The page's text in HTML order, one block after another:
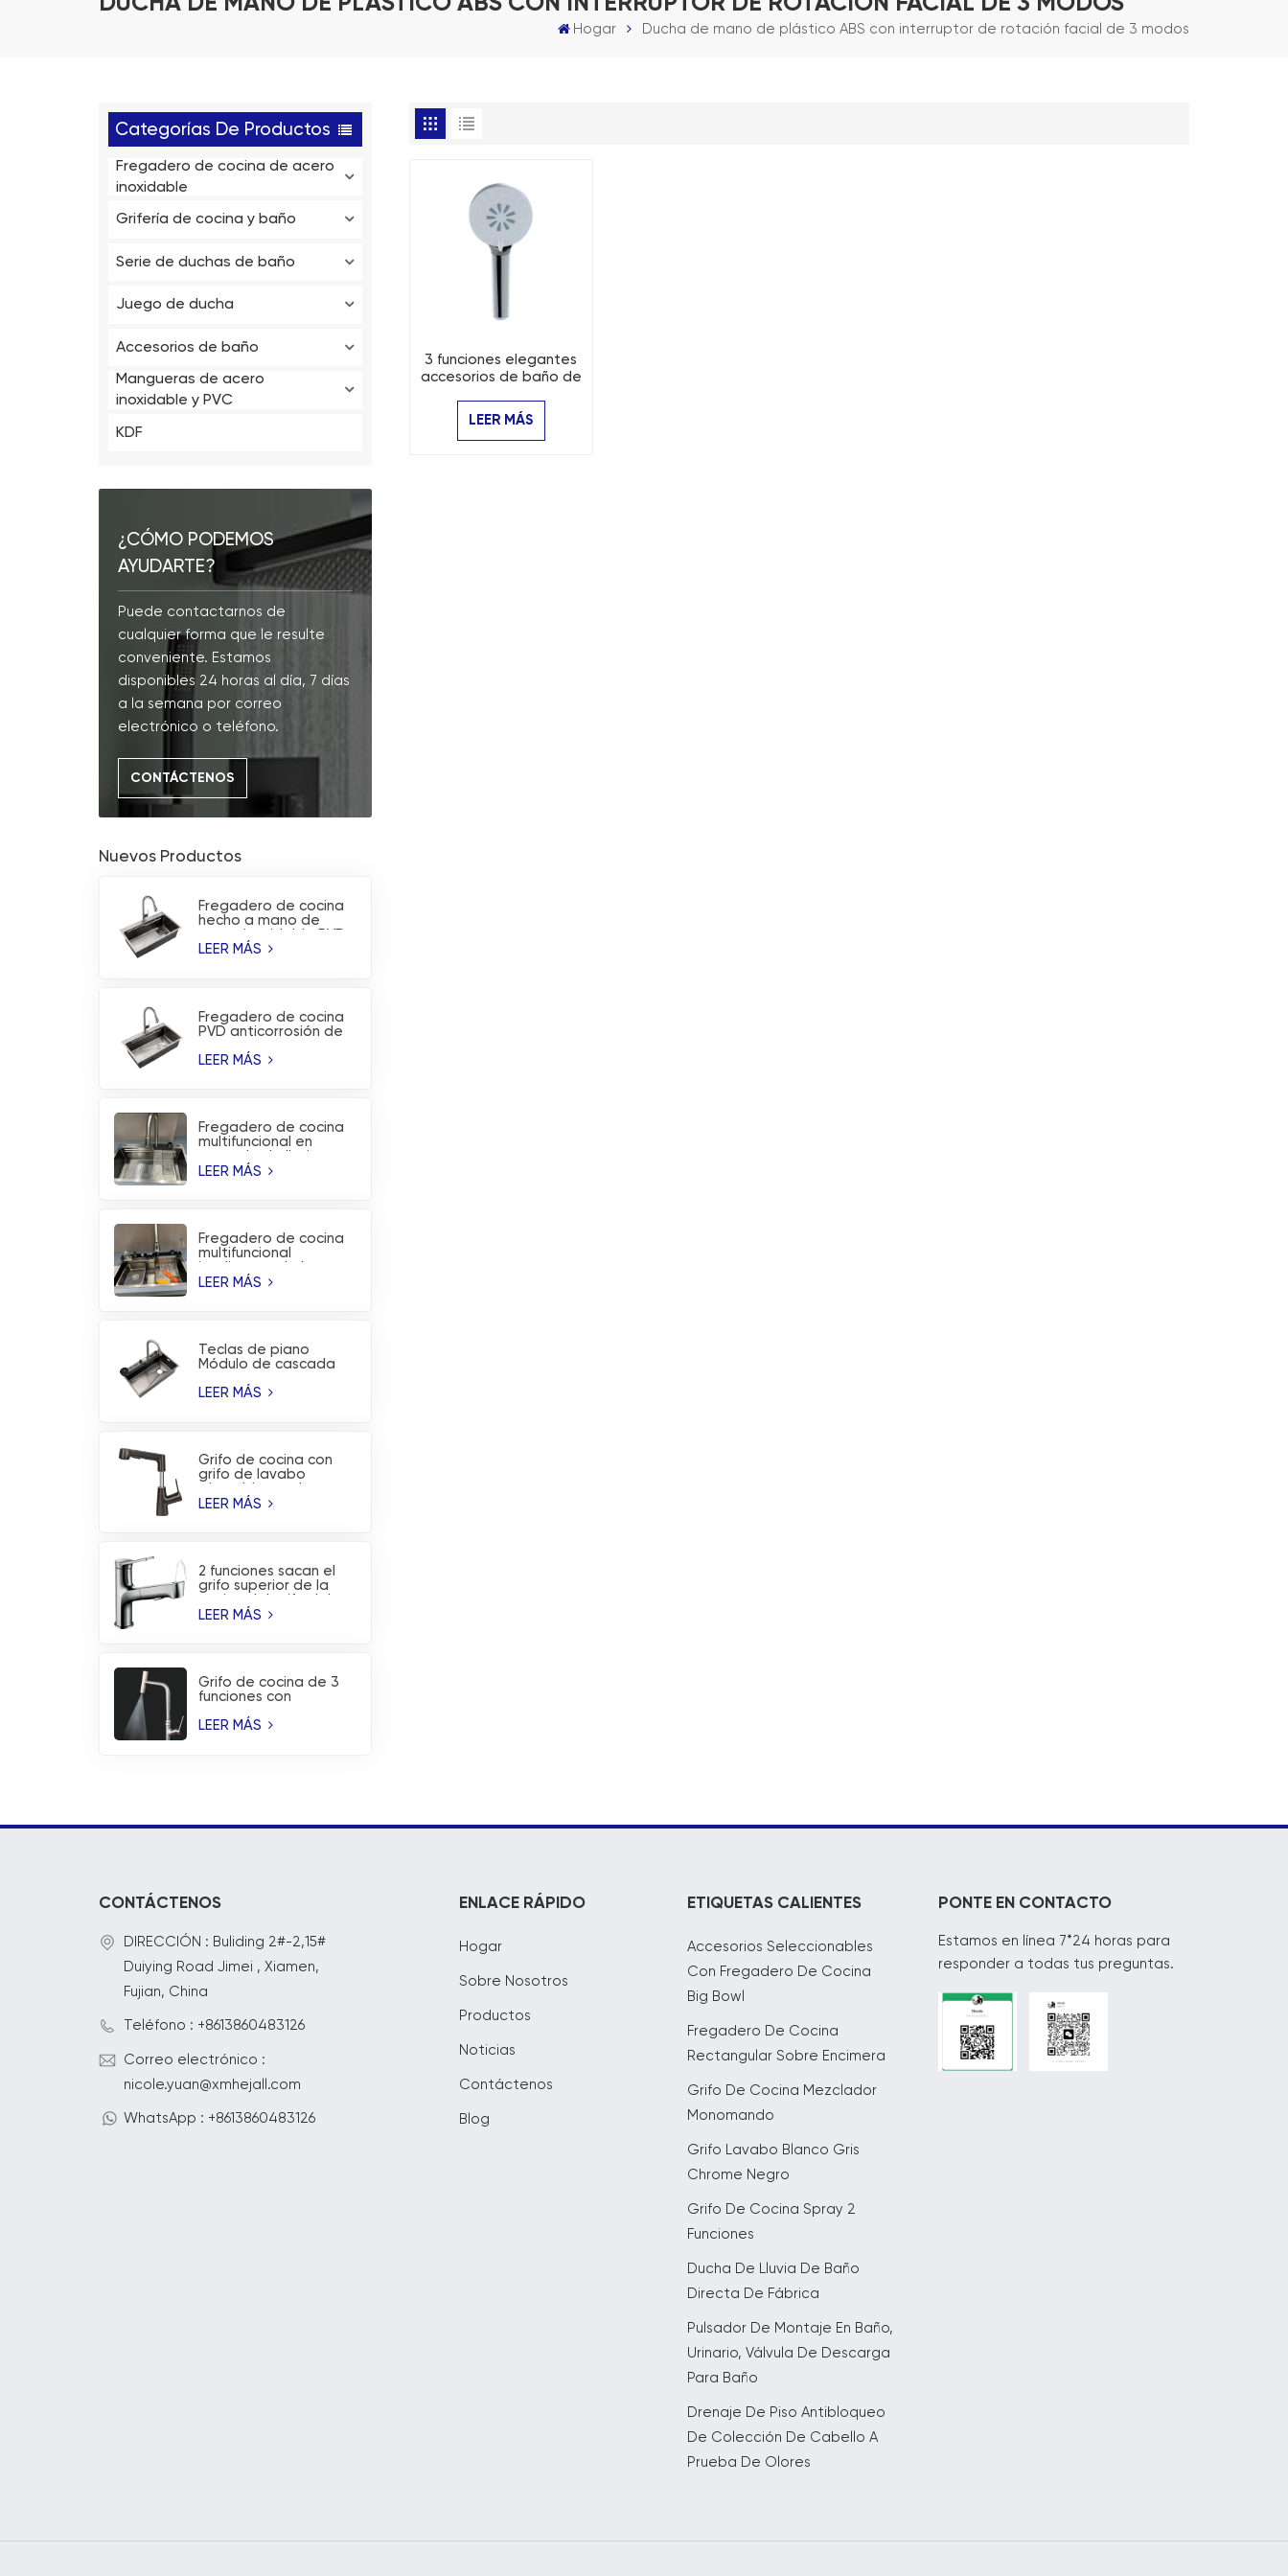
Hogar Ducha de mano de plástico ABS con interruptor de rotación facial de 3 modos
Categorías De Productos
Fregadero de cocina de acero
inoxidable
Grifería de cocina y baño
Serie de duchas de baño
Juego de ducha
Accesorios de baño
Mangueras de acero
inoxidable y PVC
KDF
¿CÓMO PODEMOS
AYUDARTE?
Puede contactarnos de
cualquier forma que le resulte
conveniente. Estamos
disponibles 24 horas al día, 7 días
a la semana por correo
electrónico o teléfono.
CONTÁCTENOS
Nuevos Productos
Fregadero de cocina
hecho a mano de
sin revestimiento
LEER MÁS
Fregadero de cocina
PVD anticorrosión de
hecho a mano de
LEER MÁS
Fregadero de cocina
multifuncional en
voladora de acero
LEER MÁS
Fregadero de cocina
multifuncional
estación de trabajo
LEER MÁS
Teclas de piano
Módulo de cascada
Fregadero de cocina
LEER MÁS
Grifo de cocina con
grifo de lavabo
extraíble con 2
LEER MÁS
2 funciones sacan el
grifo superior de la
lavabo del lavado de
LEER MÁS
Grifo de cocina de 3
funciones con
temperatura y
LEER MÁS
3 funciones elegantes
accesorios de baño de
a la ducha de mano
LEER MÁS
CONTÁCTENOS
DIRECCIÓN : Buliding 2#-2,15#
Duiying Road Jimei , Xiamen,
Fujian, China
Teléfono : +8613860483126
Correo electrónico :
nicole.yuan@xmhejall.com
WhatsApp : +8613860483126
ENLACE RÁPIDO
Hogar
Sobre Nosotros
Productos
Noticias
Contáctenos
Blog
ETIQUETAS CALIENTES
Accesorios Seleccionables
Con Fregadero De Cocina
Big Bowl
Fregadero De Cocina
Rectangular Sobre Encimera
Grifo De Cocina Mezclador
Monomando
Grifo Lavabo Blanco Gris
Chrome Negro
Grifo De Cocina Spray 2
Funciones
Ducha De Lluvia De Baño
Directa De Fábrica
Pulsador De Montaje En Baño,
Urinario, Válvula De Descarga
Para Baño
Drenaje De Piso Antibloqueo
De Colección De Cabello A
Prueba De Olores
PONTE EN CONTACTO
Estamos en línea 7*24 horas para
responder a todas tus preguntas.